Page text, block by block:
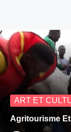
ART ET
Agritourisme